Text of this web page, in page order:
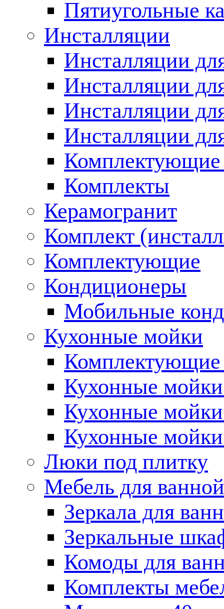
Пятиугольные
Инсталляции
Инсталляции
Инсталляции
Инсталляции
Инсталляции
Комплектующие
Комплекты
Керамогранит
Комплект
Комплектующие
Кондиционеры
Мобильные
Кухонные мойки
Комплектующие
Кухонные мойки
Кухонные
Кухонные
Люки под плитку
Мебель для
Зеркала для
Зеркальные
Комоды для
Комплекты